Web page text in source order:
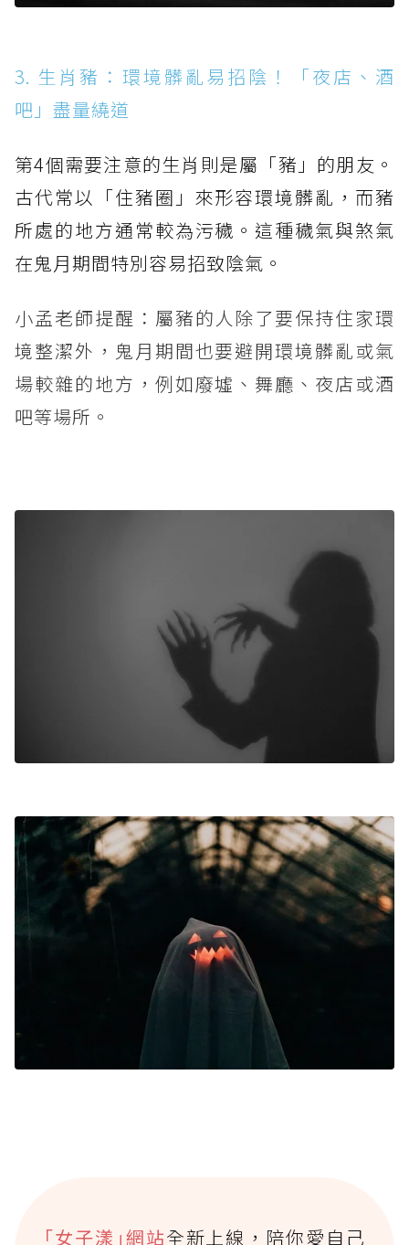
3. 生肖豬：環境髒亂易招陰！「夜店、酒
吧」盡量繞道
第4個需要注意的生肖則是屬「豬」的朋友。
古代常以「住豬圈」來形容環境髒亂，而豬
所處的地方通常較為污穢。這種穢氣與煞氣
在鬼月期間特別容易招致陰氣。
小孟老師提醒：屬豬的人除了要保持住家環
境整潔外，鬼月期間也要避開環境髒亂或氣
場較雜的地方，例如廢墟、舞廳、夜店或酒
吧等場所。
｢女子漾｣網站全新上線，陪你愛自己